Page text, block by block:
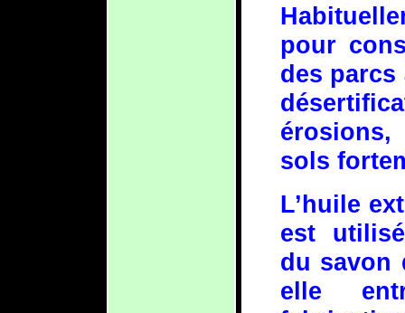
pour
des parcs
sols
L’huile
est
du savon
elle